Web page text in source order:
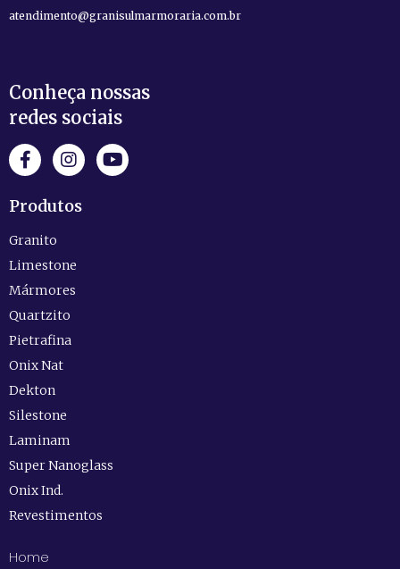
atendimento@granisulmarmoraria.com.br
Conheça nossas
redes sociais
Produtos
Granito
Limestone
Mármores
Quartzito
Pietrafina
Onix Nat
Dekton
Silestone
Laminam
Super Nanoglass
Onix Ind.
Revestimentos
Home